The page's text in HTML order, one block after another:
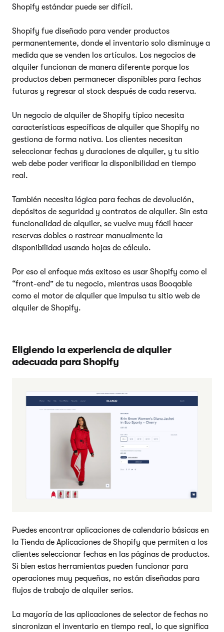
Shopify estándar puede ser difícil.
Shopify fue diseñado para vender productos
permanentemente, donde el inventario solo disminuye a
medida que se venden los artículos. Los negocios de
alquiler funcionan de manera diferente porque los
productos deben permanecer disponibles para fechas
futuras y regresar al stock después de cada reserva.
Un negocio de alquiler de Shopify típico necesita
características específicas de alquiler que Shopify no
gestiona de forma nativa. Los clientes necesitan
seleccionar fechas y duraciones de alquiler, y tu sitio
web debe poder verificar la disponibilidad en tiempo
real.
También necesita lógica para fechas de devolución,
depósitos de seguridad y contratos de alquiler. Sin esta
funcionalidad de alquiler, se vuelve muy fácil hacer
reservas dobles o rastrear manualmente la
disponibilidad usando hojas de cálculo.
Por eso el enfoque más exitoso es usar Shopify como el
“front-end” de tu negocio, mientras usas Booqable
como el motor de alquiler que impulsa tu sitio web de
alquiler de Shopify.
Eligiendo la experiencia de alquiler
adecuada para Shopify
Puedes encontrar aplicaciones de calendario básicas en
la Tienda de Aplicaciones de Shopify que permiten a los
clientes seleccionar fechas en las páginas de productos.
Si bien estas herramientas pueden funcionar para
operaciones muy pequeñas, no están diseñadas para
flujos de trabajo de alquiler serios.
La mayoría de las aplicaciones de selector de fechas no
sincronizan el inventario en tiempo real, lo que significa